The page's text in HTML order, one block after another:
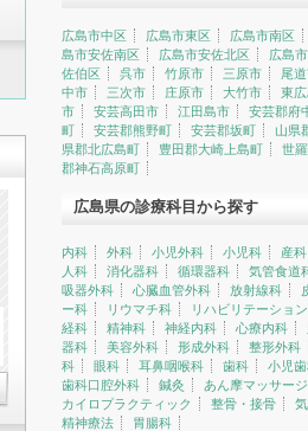
広島市中区 広島市東区 広島市南区
島市安佐南区
広島市安佐北区 広島
佐伯区
呉市 竹原市 三原市 尾
中市
三次市 庄原市 大竹市 東
市
安芸高田市 江田島市 安芸郡府
町
安芸郡熊野町 安芸郡坂町 山県
県郡北広島町
豊田郡大崎上島町 世
郡神石高原町
広島県の診療科目から探す
内科 外科 小児外科 小児科 産科
人科
消化器科 循環器科 気管食道
吸器外科
心臓血管外科 放射線科
ー科
リウマチ科 リハビリテーショ
経科
精神科 神経内科 心療内科
器科
美容外科 形成外科 整形外科
科
眼科 耳鼻咽喉科 歯科 小児
歯科口腔外科
鍼灸 あん摩マッサー
カイロプラクティック
整骨・接骨
精神療法
胃腸科